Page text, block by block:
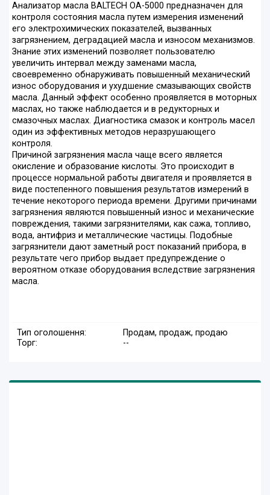
Анализатор масла BALTECH OA-5000 предназначен для
контроля состояния масла путем измерения изменений
его электрохимических показателей, вызванных
загрязнением, деградацией масла и износом механизмов.
Знание этих изменений позволяет пользователю
увеличить интервал между заменами масла,
своевременно обнаруживать повышенный механический
износ оборудования и ухудшение смазывающих свойств
масла. Данный эффект особенно проявляется в моторных
маслах, но также наблюдается и в редукторных и
смазочных маслах. Диагностика смазок и контроль масел
один из эффективных методов неразрушающего
контроля.
Причиной загрязнения масла чаще всего является
окисление и образование кислоты. Это происходит в
процессе нормальной работы двигателя и проявляется в
виде постепенного повышения результатов измерений в
течение некоторого периода времени. Другими причинами
загрязнения являются повышенный износ и механические
повреждения, такими загрязнителями, как сажа, топливо,
вода, антифриз и металлические частицы. Подобные
загрязнители дают заметный рост показаний прибора, в
результате чего прибор выдает предупреждение о
вероятном отказе оборудования вследствие загрязнения
масла.
Тип оголошення:
Продам, продаж, продаю
Торг:
--